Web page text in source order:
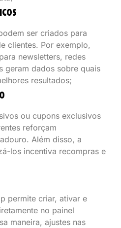
ser criados para
clientes. Por exemplo,
newsletters, redes
geram dados sobre quais
resultados;
ou cupons exclusivos
reforçam
Além disso, a
los incentiva recompras e
permite criar, ativar e
no painel
maneira, ajustes nas